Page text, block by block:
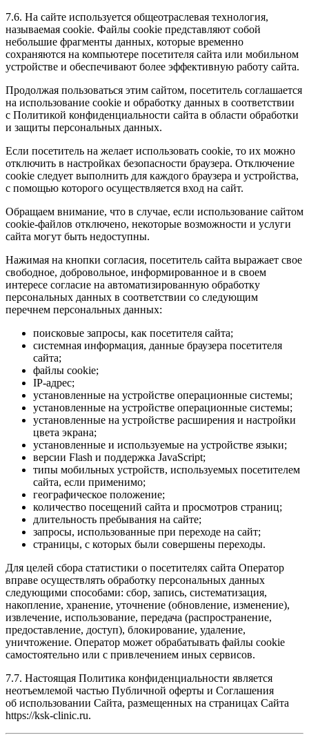
7.6. На сайте используется общеотраслевая технология,
называемая cookie. Файлы cookie представляют собой
небольшие фрагменты данных, которые временно
сохраняются на компьютере посетителя сайта или мобильном
устройстве и обеспечивают более эффективную работу сайта.
Продолжая пользоваться этим сайтом, посетитель соглашается
на использование cookie и обработку данных в соответствии
с Политикой конфиденциальности сайта в области обработки
и защиты персональных данных.
Если посетитель на желает использовать cookie, то их можно
отключить в настройках безопасности браузера. Отключение
cookie следует выполнить для каждого браузера и устройства,
с помощью которого осуществляется вход на сайт.
Обращаем внимание, что в случае, если использование сайтом
cookie-файлов отключено, некоторые возможности и услуги
сайта могут быть недоступны.
Нажимая на кнопки согласия, посетитель сайта выражает свое
свободное, добровольное, информированное и в своем
интересе согласие на автоматизированную обработку
персональных данных в соответствии со следующим
перечнем персональных данных:
поисковые запросы, как посетителя сайта;
системная информация, данные браузера посетителя
сайта;
файлы cookie;
IP-адрес;
установленные на устройстве операционные системы;
установленные на устройстве операционные системы;
установленные на устройстве расширения и настройки
цвета экрана;
установленные и используемые на устройстве языки;
версии Flash и поддержка JavaScript;
типы мобильных устройств, используемых посетителем
сайта, если применимо;
географическое положение;
количество посещений сайта и просмотров страниц;
длительность пребывания на сайте;
запросы, использованные при переходе на сайт;
страницы, с которых были совершены переходы.
Для целей сбора статистики о посетителях сайта Оператор
вправе осуществлять обработку персональных данных
следующими способами: сбор, запись, систематизация,
накопление, хранение, уточнение (обновление, изменение),
извлечение, использование, передача (распространение,
предоставление, доступ), блокирование, удаление,
уничтожение. Оператор может обрабатывать файлы cookie
самостоятельно или с привлечением иных сервисов.
7.7. Настоящая Политика конфиденциальности является
неотъемлемой частью Публичной оферты и Соглашения
об использовании Сайта, размещенных на страницах Сайта
https://ksk-clinic.ru.